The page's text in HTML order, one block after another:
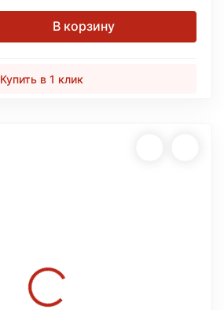
В корзину
Купить в 1 клик